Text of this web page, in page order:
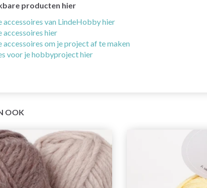
producten hier
accessoires van LindeHobby hier
accessoires hier
accessoires om je project af te maken
voor je hobbyproject hier
OOK